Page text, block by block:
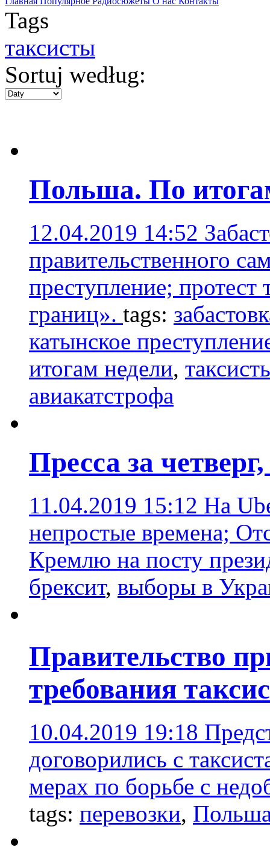
Tags
таксисты
Sortuj według:
Польша. По
12.04.2019 14:52
правительственного
преступление; протест
границ». tags:
катынское
итогам недели,
авиакатстрофа
Пресса за
11.04.2019 15:12 На
непростые времена;
Кремлю на посту
брексит, выборы в
Правительство
требования
10.04.2019 19:18
договорились с
мерах по борьбе с
tags: перевозки,